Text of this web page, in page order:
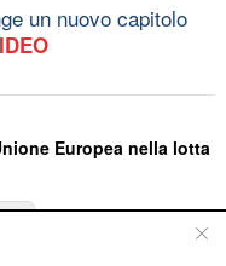
un nuovo capitolo
Europea nella lotta